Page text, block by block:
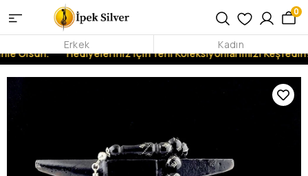
Olsun. Hediyeleriniz İçin Yeni Koleksiyonlarımızı Keşfedin!
0
Erkek Kadın